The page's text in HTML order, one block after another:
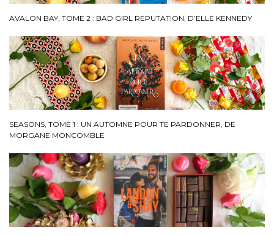
AVALON BAY, TOME 2 : BAD GIRL REPUTATION, D’ELLE KENNEDY
SEASONS, TOME 1 : UN AUTOMNE POUR TE PARDONNER, DE
MORGANE MONCOMBLE